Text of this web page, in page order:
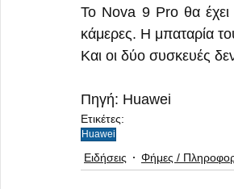
Το Nova 9 Pro θα έχει
κάμερες. Η μπαταρία
Και οι δύο συσκευές
Πηγή: Huawei
Ετικέτες:
Huawei
Ειδήσεις Φήμες /